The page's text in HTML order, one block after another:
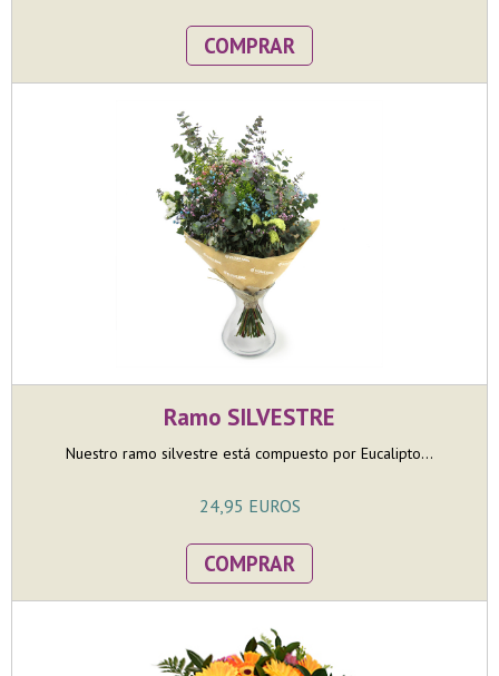
COMPRAR
Ramo SILVESTRE
Nuestro ramo silvestre está compuesto por Eucalipto...
24,95 EUROS
COMPRAR